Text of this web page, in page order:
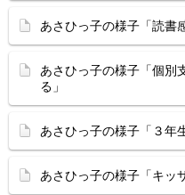
あさひっ子の様子「読書
あさひっ子の様子「個別
る」
あさひっ子の様子「３年
あさひっ子の様子「キッ